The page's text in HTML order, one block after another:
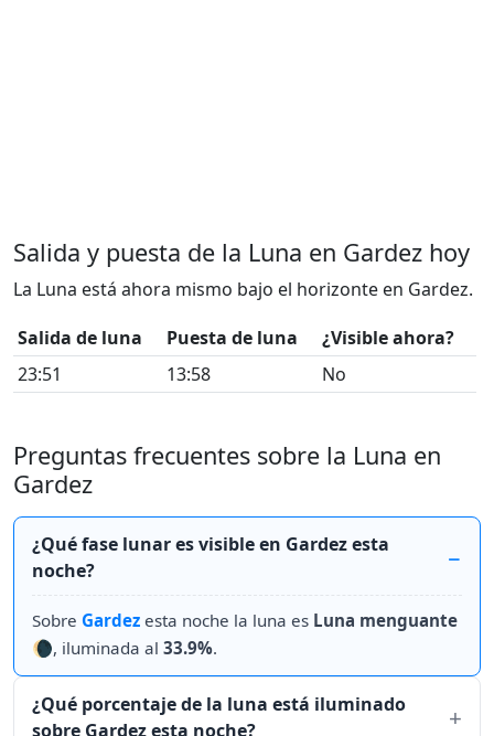
Salida y puesta de la Luna en Gardez hoy
La Luna está ahora mismo bajo el horizonte en Gardez.
Salida de luna
Puesta de luna
¿Visible ahora?
23:51
13:58 No
Preguntas frecuentes sobre la Luna en
Gardez
¿Qué fase lunar es visible en Gardez esta
noche?
Sobre Gardez esta noche la luna es Luna menguante
🌘, iluminada al 33.9%.
¿Qué porcentaje de la luna está iluminado
sobre Gardez esta noche?